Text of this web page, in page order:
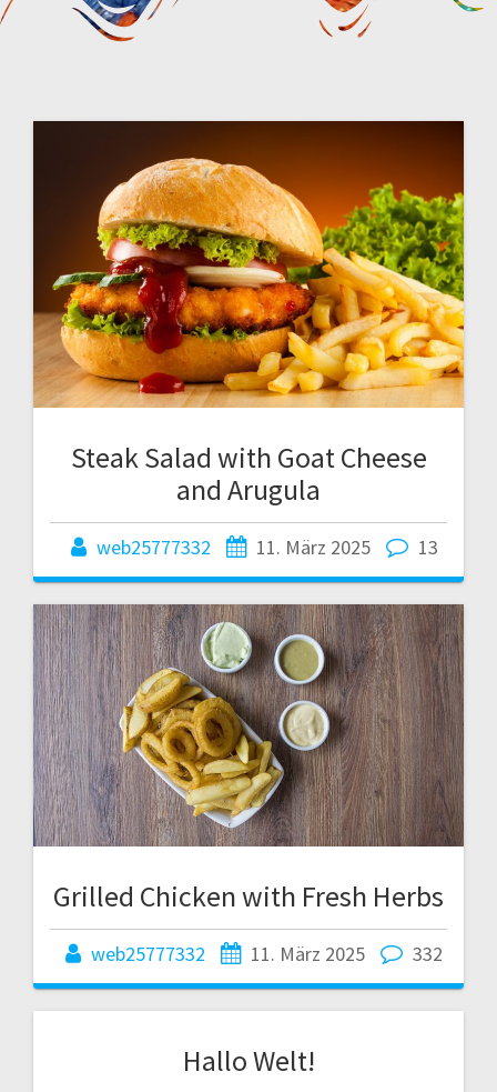
Steak Salad with Goat Cheese
and Arugula
web25777332 11. März 2025 13
Grilled Chicken with Fresh Herbs
web25777332 11. März 2025 332
Hallo Welt!